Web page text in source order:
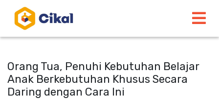
Orang Tua, Penuhi Kebutuhan Belajar
Anak Berkebutuhan Khusus Secara
Daring dengan Cara Ini